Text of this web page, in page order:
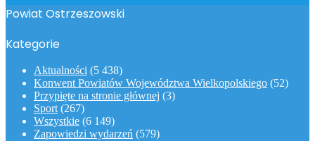
Powiat Ostrzeszowski
Kategorie
Aktualności (5 438)
Konwent Powiatów Województwa Wielkopolskiego (52)
Przypięte na stronie głównej (3)
Sport (267)
Wszystkie (6 149)
Zapowiedzi wydarzeń (579)